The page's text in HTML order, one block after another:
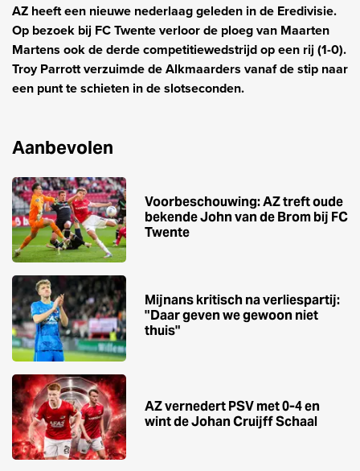
AZ heeft een nieuwe nederlaag geleden in de Eredivisie.
Op bezoek bij FC Twente verloor de ploeg van Maarten
Martens ook de derde competitiewedstrijd op een rij (1-0).
Troy Parrott verzuimde de Alkmaarders vanaf de stip naar
een punt te schieten in de slotseconden.
Aanbevolen
Voorbeschouwing: AZ treft oude
bekende John van de Brom bij FC
Twente
Mijnans kritisch na verliespartij:
"Daar geven we gewoon niet
thuis"
AZ vernedert PSV met 0-4 en
wint de Johan Cruijff Schaal